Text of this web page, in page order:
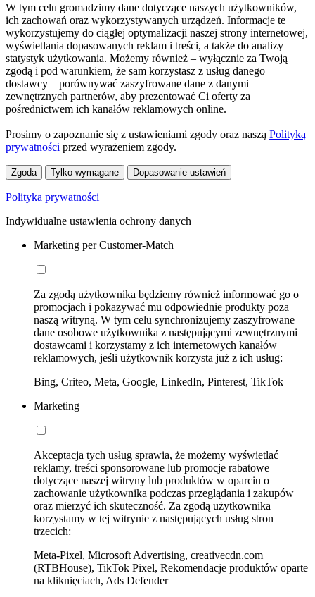
W tym celu gromadzimy dane dotyczące naszych użytkowników,
ich zachowań oraz wykorzystywanych urządzeń. Informacje te
wykorzystujemy do ciągłej optymalizacji naszej strony internetowej,
wyświetlania dopasowanych reklam i treści, a także do analizy
statystyk użytkowania. Możemy również – wyłącznie za Twoją
zgodą i pod warunkiem, że sam korzystasz z usług danego
dostawcy – porównywać zaszyfrowane dane z danymi
zewnętrznych partnerów, aby prezentować Ci oferty za
pośrednictwem ich kanałów reklamowych online.
Prosimy o zapoznanie się z ustawieniami zgody oraz naszą Polityką
prywatności przed wyrażeniem zgody.
Zgoda Tylko wymagane Dopasowanie ustawień
Polityka prywatności
Indywidualne ustawienia ochrony danych
Marketing per Customer-Match
Za zgodą użytkownika będziemy również informować go o
promocjach i pokazywać mu odpowiednie produkty poza
naszą witryną. W tym celu synchronizujemy zaszyfrowane
dane osobowe użytkownika z następującymi zewnętrznymi
dostawcami i korzystamy z ich internetowych kanałów
reklamowych, jeśli użytkownik korzysta już z ich usług:
Bing, Criteo, Meta, Google, LinkedIn, Pinterest, TikTok
Marketing
Akceptacja tych usług sprawia, że możemy wyświetlać
reklamy, treści sponsorowane lub promocje rabatowe
dotyczące naszej witryny lub produktów w oparciu o
zachowanie użytkownika podczas przeglądania i zakupów
oraz mierzyć ich skuteczność. Za zgodą użytkownika
korzystamy w tej witrynie z następujących usług stron
trzecich:
Meta-Pixel, Microsoft Advertising, creativecdn.com
(RTBHouse), TikTok Pixel, Rekomendacje produktów oparte
na kliknięciach, Ads Defender